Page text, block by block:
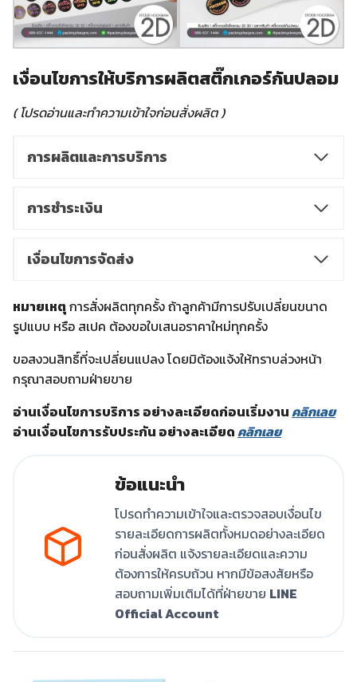
เงื่อนไขการให้บริการผลิตสติ๊กเกอร์กันปลอม
( โปรดอ่านและทำความเข้าใจก่อนสั่งผลิต )
การผลิตและการบริการ
การชำระเงิน
เงื่อนไขการจัดส่ง
หมายเหตุการสั่งผลิตทุกครั้ง ถ้าลูกค้ามีการปรับเปลี่ยนขนาด
รูปแบบ หรือ สเปค ต้องขอใบเสนอราคาใหม่ทุกครั้ง
ขอสงวนสิทธิ์ที่จะเปลี่ยนแปลง โดยมิต้องแจ้งให้ทราบล่วงหน้า
กรุณาสอบถามฝ่ายขาย
อ่านเงื่อนไขการบริการ อย่างละเอียดก่อนเริ่มงานคลิกเลย
อ่านเงื่อนไขการรับประกัน อย่างละเอียดคลิกเลย
ข้อแนะนำ
โปรดทำความเข้าใจและตรวจสอบเงื่อนไข
รายละเอียดการผลิตทั้งหมดอย่างละเอียด
ก่อนสั่งผลิต แจ้งรายละเอียดและความ
ต้องการให้ครบถ้วน หากมีข้อสงสัยหรือ
สอบถามเพิ่มเติมได้ที่ฝ่ายขาย LINE
Official Account